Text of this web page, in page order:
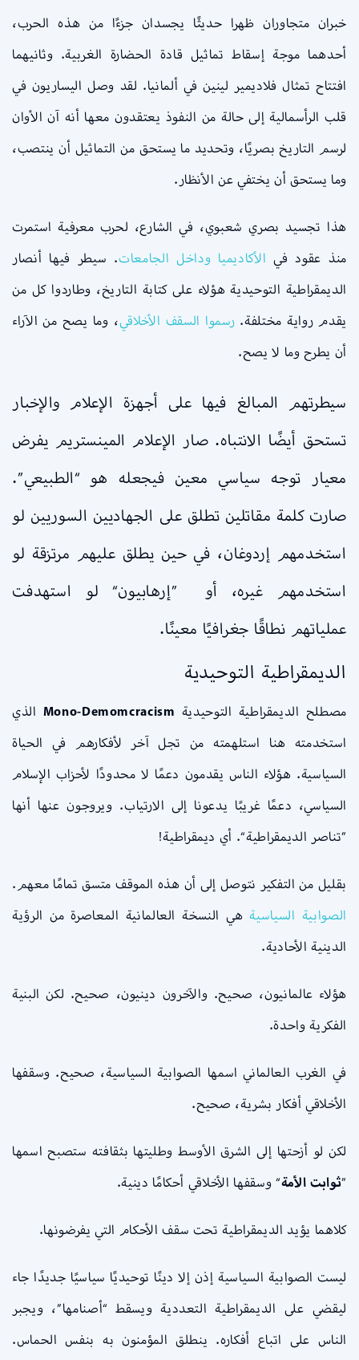
خبران متجاوران ظهرا حديثًا يجسدان جزءًا من هذه الحرب،
أحدهما موجة إسقاط تماثيل قادة الحضارة الغربية. وثانيهما
افتتاح تمثال فلاديمير لينين في ألمانيا. لقد وصل اليساريون في
قلب الرأسمالية إلى حالة من النفوذ يعتقدون معها أنه آن الأوان
لرسم التاريخ بصريًا، وتحديد ما يستحق من التماثيل أن ينتصب،
وما يستحق أن يختفي عن الأنظار.
هذا تجسيد بصري شعبوي، في الشارع، لحرب معرفية استمرت
منذ عقود في الأكاديميا وداخل الجامعات. سيطر فيها أنصار
الديمقراطية التوحيدية هؤلاء على كتابة التاريخ، وطاردوا كل من
يقدم رواية مختلفة. رسموا السقف الأخلاقي، وما يصح من الآراء
أن يطرح وما لا يصح.
سيطرتهم المبالغ فيها على أجهزة الإعلام والإخبار
تستحق أيضًا الانتباه. صار الإعلام المينستريم يفرض
معيار توجه سياسي معين فيجعله هو “الطبيعي”.
صارت كلمة مقاتلين تطلق على الجهاديين السوريين لو
استخدمهم إردوغان، في حين يطلق عليهم مرتزقة لو
استخدمهم غيره، أو ”إرهابيون“ لو استهدفت
عملياتهم نطاقًا جغرافيًا معينًا.
الديمقراطية التوحيدية
مصطلح الديمقراطية التوحيدية
الذي
استخدمته هنا استلهمته من تجل آخر لأفكارهم في الحياة
السياسية. هؤلاء الناس يقدمون دعمًا لا محدودًا لأحزاب الإسلام
السياسي، دعمًا غريبًا يدعونا إلى الارتياب. ويروجون عنها أنها
”تناصر الديمقراطية“. أي ديمقراطية!
بقليل من التفكير نتوصل إلى أن هذه الموقف متسق تمامًا معهم.
الصوابية السياسيةهي النسخة العالمانية المعاصرة من الرؤية
الدينية الأحادية.
هؤلاء عالمانيون، صحيح. والآخرون دينيون، صحيح. لكن البنية
الفكرية واحدة.
في الغرب العالماني اسمها الصوابية السياسية، صحيح. وسقفها
الأخلاقي أفكار بشرية، صحيح.
لكن لو أزحتها إلى الشرق الأوسط وطليتها بثقافته ستصبح اسمها
”ثوابت الأمة“ وسقفها الأخلاقي أحكامًا دينية.
كلاهما يؤيد الديمقراطية تحت سقف الأحكام التي يفرضونها.
ليست الصوابية السياسية إذن إلا دينًا توحيديًا سياسيًا جديدًا جاء
ليقضي على الديمقراطية التعددية ويسقط “أصنامها”، ويجبر
الناس على اتباع أفكاره. ينطلق المؤمنون به بنفس الحماس.